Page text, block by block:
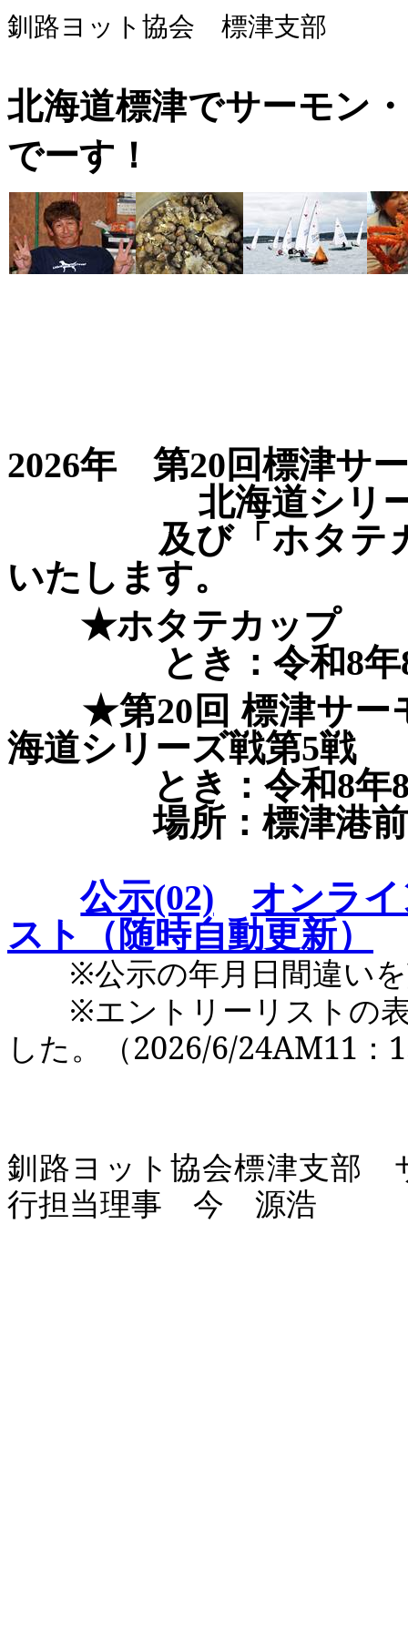
釧路ヨット協会 標津支部
北海道標津でサーモン
でーす！
2026年 第20回標津サ
北海道シリーズ
及び「ホタテカッ
いたします。
★ホタテカップ
とき：令和8年8月
★第20回 標津サー
海道シリーズ戦第5戦
とき：令和8年8月
場所：標津港前浜
公示(02)
オンラ
スト（随時自動更新）
※公示の年月日間違いを
※エントリーリストの表
した。（2026/6/24AM11：
釧路ヨット協会標津支部
行担当理事 今 源浩